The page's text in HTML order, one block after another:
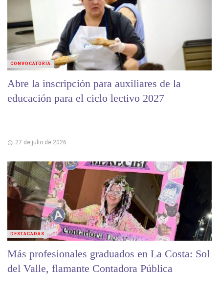
Abre la inscripción para auxiliares de la
educación para el ciclo lectivo 2027
27 de julio de 2026
CONVOCATORIA
Más profesionales graduados en La Costa: Sol
del Valle, flamante Contadora Pública
DESTACADAS